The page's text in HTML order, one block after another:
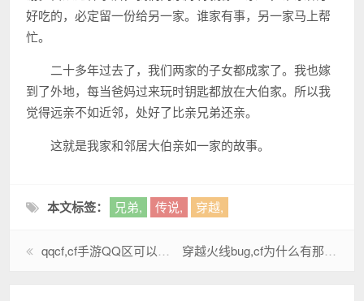
好吃的，必定留一份给另一家。谁家有事，另一家马上帮
忙。
二十多年过去了，我们两家的子女都成家了。我也嫁
到了外地，每当爸妈过来玩时钥匙都放在大伯家。所以我
觉得远亲不如近邻，处好了比亲兄弟还亲。
这就是我家和邻居大伯亲如一家的故事。
本文标签： 兄弟, 传说, 穿越,
qqcf,cf手游QQ区可以付费转微信区吗? 穿越火线bug,cf为什么有那么多BUG?